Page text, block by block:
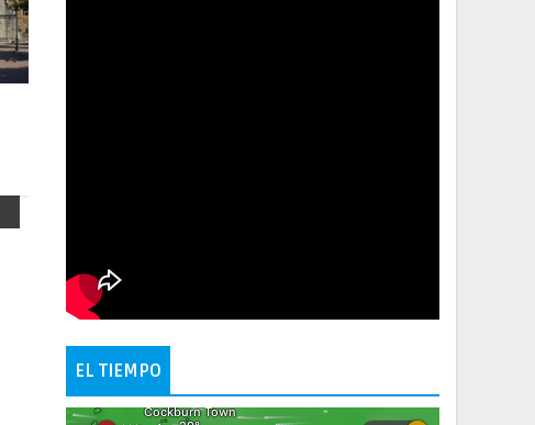
EL TIEMPO